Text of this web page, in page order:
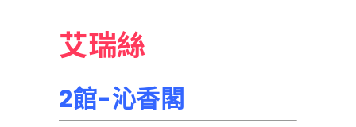
艾瑞絲
2館-沁香閣